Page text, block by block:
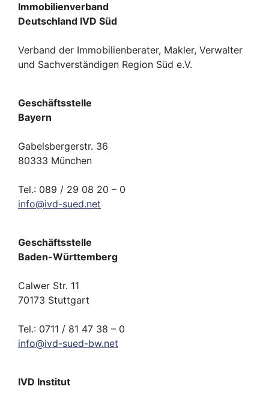
Immobilienverband
Deutschland IVD Süd
Verband der Immobilienberater, Makler, Verwalter
und Sachverständigen Region Süd e.V.
Geschäftsstelle
Bayern
Gabelsbergerstr. 36
80333 München
Tel.: 089 / 29 08 20 – 0
info@ivd-sued.net
Geschäftsstelle
Baden-Württemberg
Calwer Str. 11
70173 Stuttgart
Tel.: 0711 / 81 47 38 – 0
info@ivd-sued-bw.net
IVD Institut